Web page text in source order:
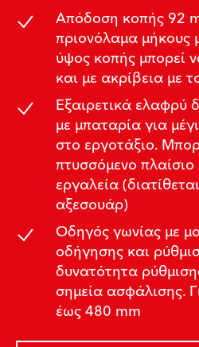
Απόδοση κοπής 92
πριονόλαμα μήκους
ύψος κοπής μπορεί
και με ακρίβεια με
Εξαιρετικά ελαφρύ
με μπαταρία για
στο εργοτάξιο.
πτυσσόμενο
εργαλεία
αξεσουάρ)
Οδηγός γωνίας με
οδήγησης και
δυνατότητα
σημεία ασφάλισης.
έως 480 mm